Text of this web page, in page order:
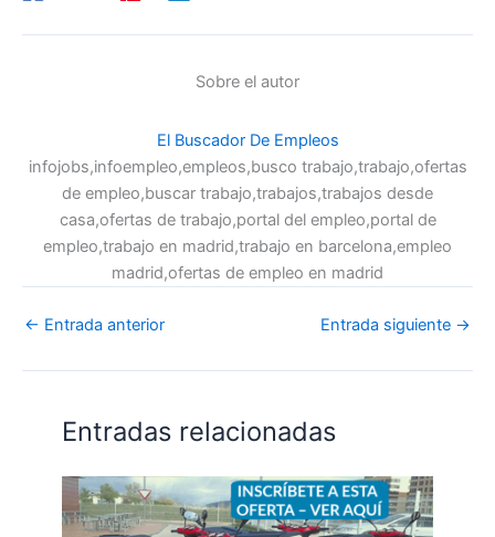
Sobre el autor
El Buscador De Empleos
infojobs,infoempleo,empleos,busco trabajo,trabajo,ofertas
de empleo,buscar trabajo,trabajos,trabajos desde
casa,ofertas de trabajo,portal del empleo,portal de
empleo,trabajo en madrid,trabajo en barcelona,empleo
madrid,ofertas de empleo en madrid
← Entrada anterior Entrada siguiente →
Entradas relacionadas